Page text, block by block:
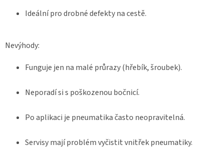
Ideální pro drobné defekty na cestě.
Nevýhody:
Funguje jen na malé průrazy (hřebík, šroubek).
Neporadí si s poškozenou bočnicí.
Po aplikaci je pneumatika často neopravitelná.
Servisy mají problém vyčistit vnitřek pneumatiky.